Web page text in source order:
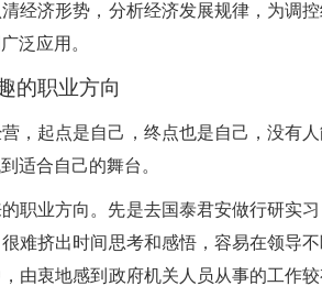
经济形势，分析经济发展规律，为调
泛应用。
的职业方向
，起点是自己，终点也是自己，没有
适合自己的舞台。
职业方向。先是去国泰君安做行研实
难挤出时间思考和感悟，容易在领导
由衷地感到政府机关人员从事的工作